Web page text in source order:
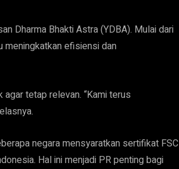
Dharma Bhakti Astra (YDBA). Mulai dari
meningkatkan efisiensi dan
tetap relevan. “Kami terus
negara mensyaratkan sertifikat FSC
Hal ini menjadi PR penting bagi